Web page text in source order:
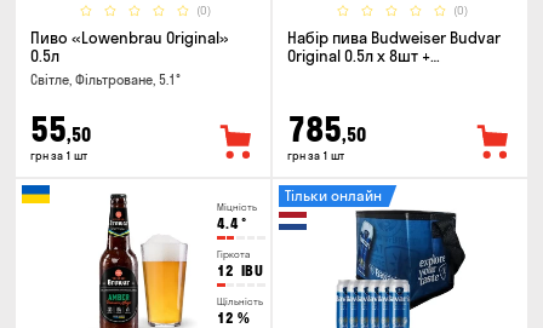
(0)
Пиво «Lowenbrau Original»
0.5л
Світле, Фільтроване, 5.1°
55,50
грн за 1 шт
(0)
Набір пива Budweiser Budvar
Original 0.5л х 8шт +
785,50
грн за 1 шт
Міцність
4.4°
Гіркота
12 IBU
Щільність
12 %
Тільки онлайн